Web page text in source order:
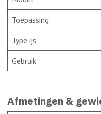
Toepassing
Type ijs
Gebruik
Afmetingen &